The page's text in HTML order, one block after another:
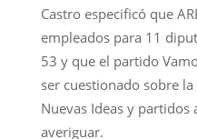
Castro especificó que
empleados para 11
53 y que el partido
ser cuestionado sobre
Nuevas Ideas y
averiguar.